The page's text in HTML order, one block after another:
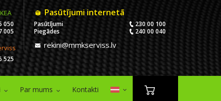
050
005
525
Pasūtījumi internetā
Pasūtījumi
230 00 100
Piegādes
240 00 040
rekini@mmkserviss.lv
Par mums Kontakti